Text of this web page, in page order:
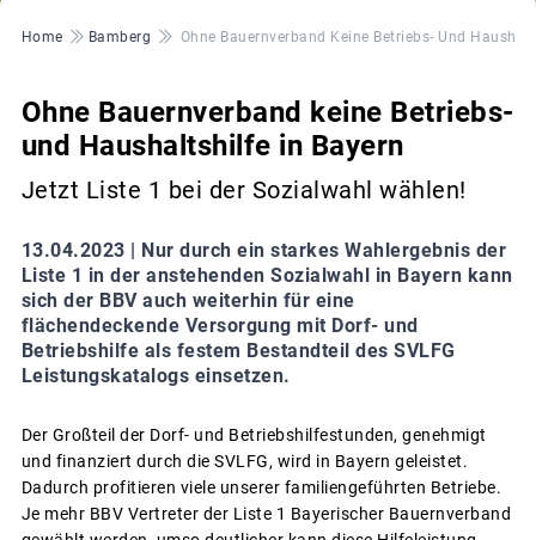
Pfadnavigation
Home Bamberg Ohne Bauernverband Keine Betriebs- Und
Ohne Bauernverband keine Betriebs-
und Haushaltshilfe in Bayern
Jetzt Liste 1 bei der Sozialwahl wählen!
13.04.2023 | Nur durch ein starkes Wahlergebnis der
Liste 1 in der anstehenden Sozialwahl in Bayern kann
sich der BBV auch weiterhin für eine
flächendeckende Versorgung mit Dorf- und
Betriebshilfe als festem Bestandteil des SVLFG
Leistungskatalogs einsetzen.
Der Großteil der Dorf- und Betriebshilfestunden, genehmigt
und finanziert durch die SVLFG, wird in Bayern geleistet.
Dadurch profitieren viele unserer familiengeführten Betriebe.
Je mehr BBV Vertreter der Liste 1 Bayerischer Bauernverband